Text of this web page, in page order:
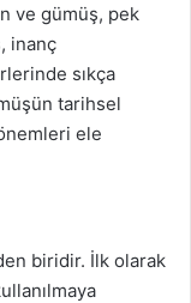
ve gümüş, pek
inanç
sıkça
tarihsel
ele
biridir. İlk olarak